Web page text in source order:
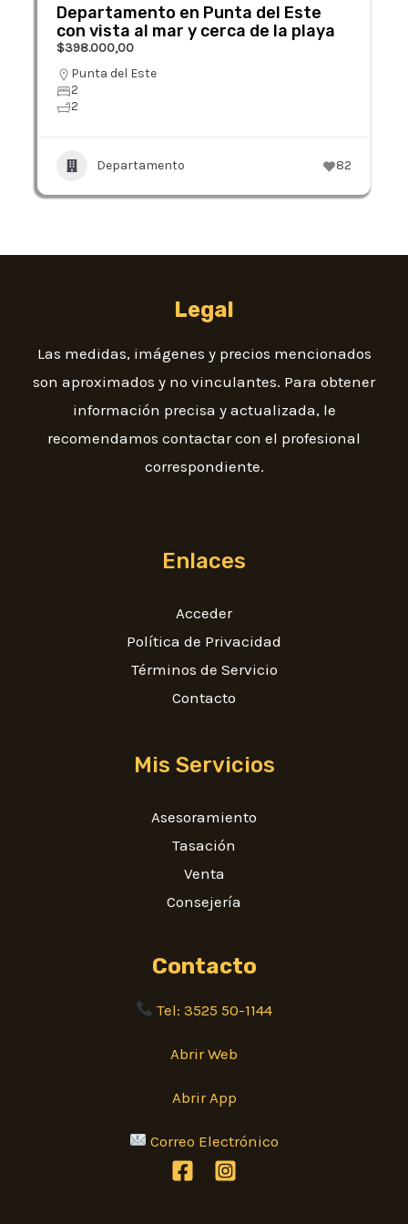
Departamento en Punta del Este
con vista al mar y cerca de la playa
$398.000,00
Punta del Este
2
2
Departamento 82
Legal
Las medidas, imágenes y precios mencionados
son aproximados y no vinculantes. Para obtener
información precisa y actualizada, le
recomendamos contactar con el profesional
correspondiente.
Enlaces
Acceder
Política de Privacidad
Términos de Servicio
Contacto
Mis Servicios
Asesoramiento
Tasación
Venta
Consejería
Contacto
Tel: 3525 50-1144
Abrir Web
Abrir App
Correo Electrónico